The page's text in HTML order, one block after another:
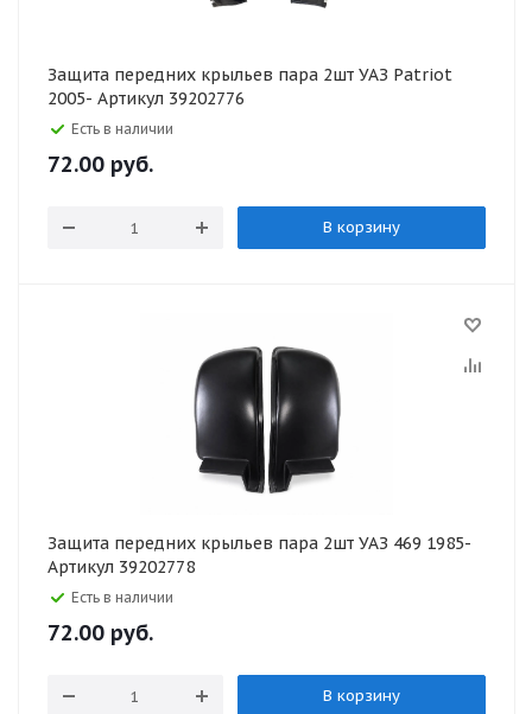
Защита передних крыльев пара 2шт УАЗ Patriot
2005- Артикул 39202776
Есть в наличии
72.00 руб.
В корзину
Защита передних крыльев пара 2шт УАЗ 469 1985-
Артикул 39202778
Есть в наличии
72.00 руб.
В корзину